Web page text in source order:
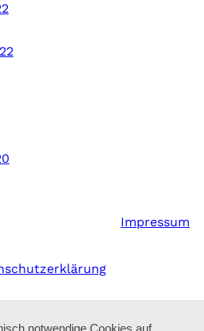
Impressum
notwendige Cookies auf